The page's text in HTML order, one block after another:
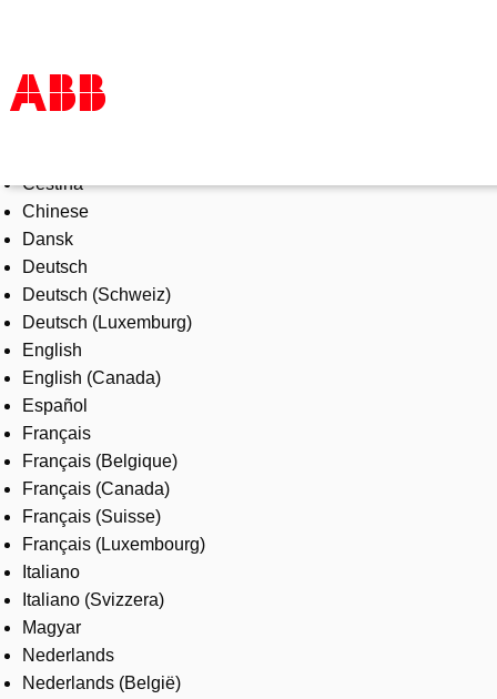
Products & Solutions
Industries
Services
About us
Where to buy
Contact us
Careers
Čeština
Chinese
Dansk
Deutsch
Deutsch (Schweiz)
Deutsch (Luxemburg)
English
English (Canada)
Español
Français
Français (Belgique)
Français (Canada)
Français (Suisse)
Français (Luxembourg)
Italiano
Italiano (Svizzera)
Magyar
Nederlands
Nederlands (België)